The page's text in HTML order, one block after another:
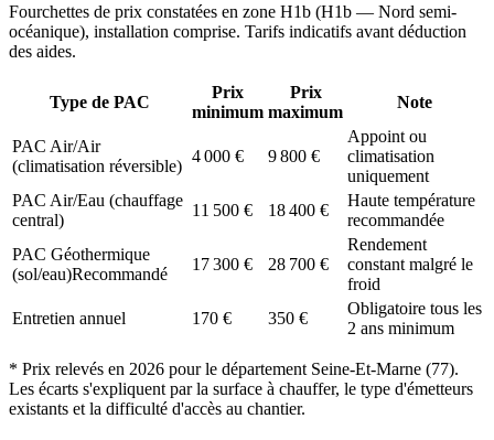
Fourchettes de prix constatées en zone H1b (H1b — Nord semi-
océanique), installation comprise. Tarifs indicatifs avant déduction
des aides.
Type de PAC
Prix
minimum
Prix
maximum
Note
PAC Air/Air
(climatisation réversible)
4 000 € 9 800 €
Appoint ou
climatisation
uniquement
PAC Air/Eau (chauffage
central)
11 500 € 18 400 €
Haute température
recommandée
PAC Géothermique
(sol/eau)Recommandé
17 300 € 28 700 €
Rendement
constant malgré le
froid
Entretien annuel
170 € 350 €
Obligatoire tous les
2 ans minimum
* Prix relevés en 2026 pour le département Seine-Et-Marne (77).
Les écarts s'expliquent par la surface à chauffer, le type d'émetteurs
existants et la difficulté d'accès au chantier.